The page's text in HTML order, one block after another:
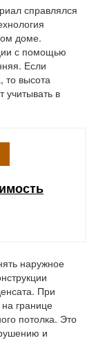
справлялся
доме.
с помощью
Если
то высота
в
наружное
При
границе
потолка. Это
и